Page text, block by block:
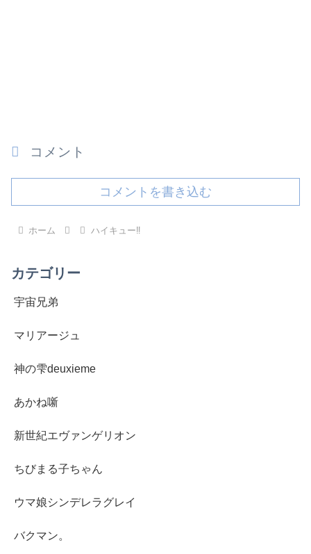
コメント
コメントを書き込む
ホーム ハイキュー‼︎
カテゴリー
宇宙兄弟
マリアージュ
神の雫deuxieme
あかね噺
新世紀エヴァンゲリオン
ちびまる子ちゃん
ウマ娘シンデレラグレイ
バクマン。